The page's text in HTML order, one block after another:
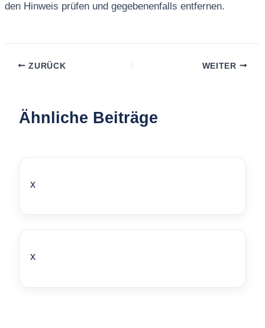
den Hinweis prüfen und gegebenenfalls entfernen.
ZURÜCK WEITER
Ähnliche Beiträge
x
x